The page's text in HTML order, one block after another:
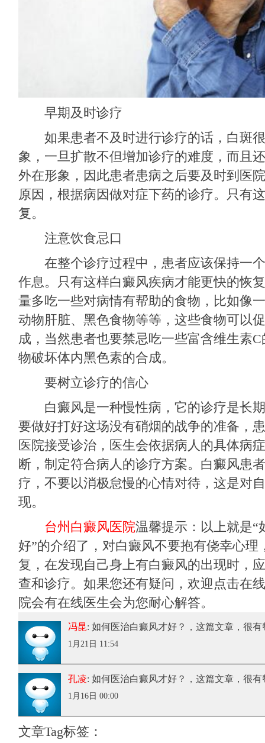
早期及时诊疗
如果患者不及时进行诊疗的话，白斑很
象，一旦扩散不但增加诊疗的难度，而且
外在形象，因此患者患病之后要及时到医
原因，根据病因做对症下药的诊疗。只有
复。
注意饮食忌口
在整个诊疗过程中，患者应该保持一个
作息。只有这样白癜风疾病才能更快的恢
量多吃一些对病情有帮助的食物，比如像
动物肝脏、黑色食物等等，这些食物可以
成，当然患者也要禁忌吃一些富含维生素
物破坏体内黑色素的合成。
要树立诊疗的信心
白癜风是一种慢性病，它的诊疗是长期
要做好打好这场没有硝烟的战争的准备，
医院接受诊治，医生会依据病人的具体病
断，制定符合病人的诊疗方案。白癜风患
疗，不要以消极怠慢的心情对待，这是对
现。
台州白癜风医院温馨提示：以上就是“
好”的介绍了，对白癜风不要抱有侥幸心理
复，在发现自己身上有白癜风的出现时，
查和诊疗。如果您还有疑问，欢迎点击在
院会有在线医生会为您耐心解答。
冯昆: 如何医治白癜风才好？ ，这篇文章，很
1月21日 11:54
孔凌: 如何医治白癜风才好？ ，这篇文章，很
1月16日 00:00
文章Tag标签：